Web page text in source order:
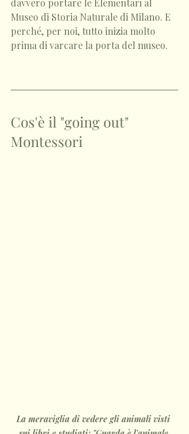
Museo di Storia Naturale di Milano. E
perché, per noi, tutto inizia molto
prima di varcare la porta del museo.
Cos'è il "going out"
Montessori
La meraviglia di vedere gli animali visti